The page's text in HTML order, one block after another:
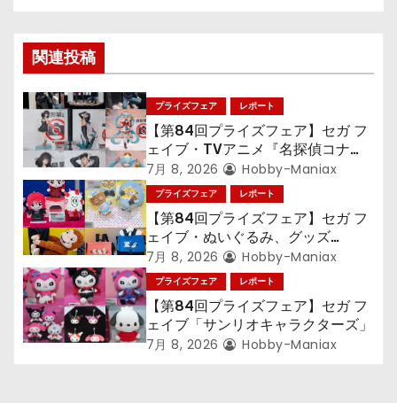
関連投稿
プライズフェア レポート
【第84回プライズフェア】セガ フ
ェイブ・TVアニメ『名探偵コナ
ン』TVアニメ『呪術廻戦』『〈物
語〉シリーズ』「初音ミク」
7月 8, 2026 Hobby-Maniax
プライズフェア レポート
【第84回プライズフェア】セガ フ
ェイブ・ぬいぐるみ、グッズ
『LiSA』『ミニオン』『おさるの
ジョージ』『ポケットモンスター』
7月 8, 2026 Hobby-Maniax
プライズフェア レポート
【第84回プライズフェア】セガ フ
ェイブ「サンリオキャラクターズ」
7月 8, 2026 Hobby-Maniax